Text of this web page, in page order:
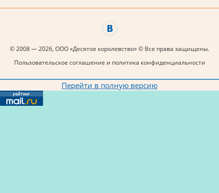
© 2008 — 2026, ООО «Десятое королевство» © Все права защищены.
Пользовательское соглашение и политика конфиденциальности
Перейти в полную версию